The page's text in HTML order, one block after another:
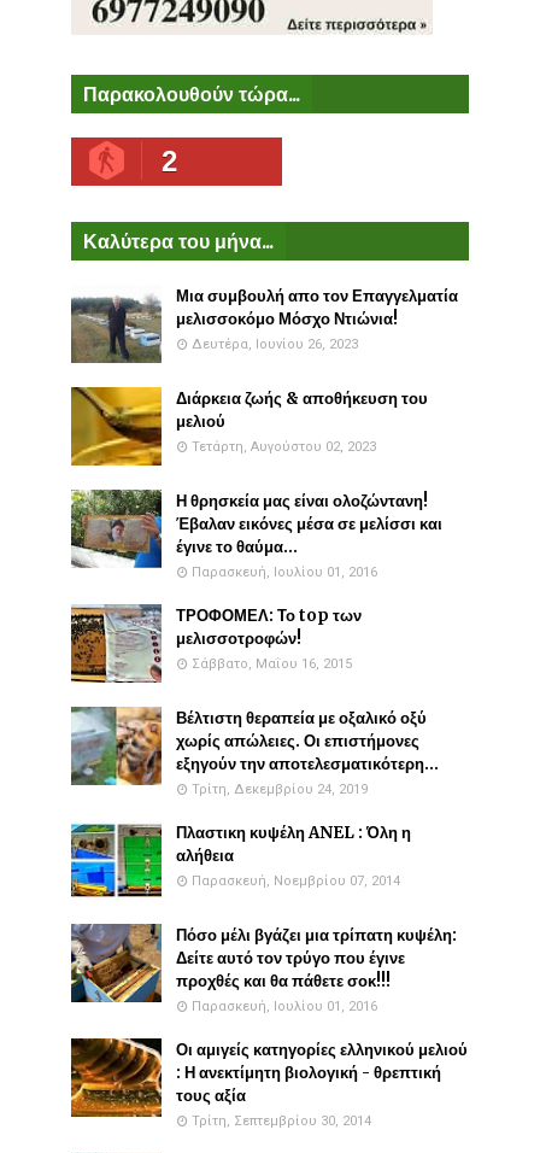
Παρακολουθούν τώρα...
2
Καλύτερα του μήνα...
Μια συμβουλή απο τον Επαγγελματία
μελισσοκόμο Μόσχο Ντιώνια!
Δευτέρα, Ιουνίου 26, 2023
Διάρκεια ζωής & αποθήκευση του
μελιού
Τετάρτη, Αυγούστου 02, 2023
Η θρησκεία μας είναι ολοζώντανη!
Έβαλαν εικόνες μέσα σε μελίσσι και
έγινε το θαύμα...
Παρασκευή, Ιουλίου 01, 2016
ΤΡΟΦΟΜΕΛ: Το top των
μελισσοτροφών!
Σάββατο, Μαΐου 16, 2015
Βέλτιστη θεραπεία με οξαλικό οξύ
χωρίς απώλειες. Οι επιστήμονες
εξηγούν την αποτελεσματικότερη...
Τρίτη, Δεκεμβρίου 24, 2019
Πλαστικη κυψέλη ANEL : Όλη η
αλήθεια
Παρασκευή, Νοεμβρίου 07, 2014
Πόσο μέλι βγάζει μια τρίπατη κυψέλη:
Δείτε αυτό τον τρύγο που έγινε
προχθές και θα πάθετε σοκ!!!
Παρασκευή, Ιουλίου 01, 2016
Οι αμιγείς κατηγορίες ελληνικού μελιού
: Η ανεκτίμητη βιολογική - θρεπτική
τους αξία
Τρίτη, Σεπτεμβρίου 30, 2014